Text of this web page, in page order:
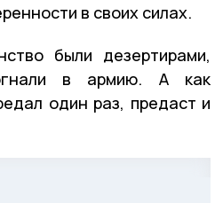
в своих силах.
были дезертирами,
в армию. А как
один раз, предаст и